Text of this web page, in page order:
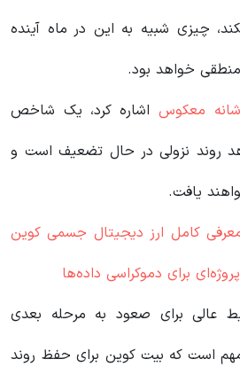
نکند، چیزی شبیه به این در ماه آینده
خواهد بود.
معکوس اشاره کرد، یک شاخص
روند نزولی در حال تضعیف است و
یافت.
کامل ارز دیجیتال جسمی کوین
عالی برای صعود به مرحله بعدی
مهم است که بیت کوین برای حفظ روند